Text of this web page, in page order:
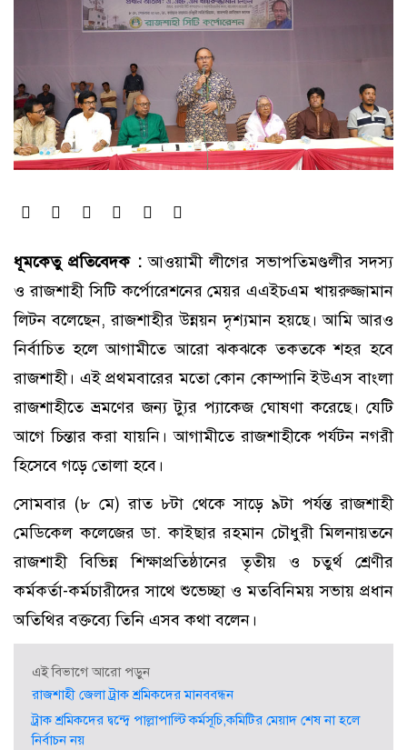
ধূমকেতু প্রতিবেদক :আওয়ামী লীগের সভাপতিমণ্ডলীর সদস্য
ও রাজশাহী সিটি কর্পোরেশনের মেয়র এএইচএম খায়রুজ্জামান
লিটন বলেছেন, রাজশাহীর উন্নয়ন দৃশ্যমান হয়ছে। আমি আরও
নির্বাচিত হলে আগামীতে আরো ঝকঝকে তকতকে শহর হবে
রাজশাহী। এই প্রথমবারের মতো কোন কোম্পানি ইউএস বাংলা
রাজশাহীতে ভ্রমণের জন্য ট্যুর প্যাকেজ ঘোষণা করেছে। যেটি
আগে চিন্তার করা যায়নি। আগামীতে রাজশাহীকে পর্যটন নগরী
হিসেবে গড়ে তোলা হবে।
সোমবার (৮ মে) রাত ৮টা থেকে সাড়ে ৯টা পর্যন্ত রাজশাহী
মেডিকেল কলেজের ডা. কাইছার রহমান চৌধুরী মিলনায়তনে
রাজশাহী বিভিন্ন শিক্ষাপ্রতিষ্ঠানের তৃতীয় ও চতুর্থ শ্রেণীর
কর্মকর্তা-কর্মচারীদের সাথে শুভেচ্ছা ও মতবিনিময় সভায় প্রধান
অতিথির বক্তব্যে তিনি এসব কথা বলেন।
এই বিভাগে আরো পড়ুন
রাজশাহী জেলা ট্রাক শ্রমিকদের মানববন্ধন
ট্রাক শ্রমিকদের দ্বন্দ্বে পাল্লাপাল্টি কর্মসূচি,কমিটির মেয়াদ শেষ না হলে
নির্বাচন নয়